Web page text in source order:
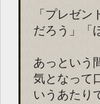
「プレゼ
だろう」「
あっという
気となって
いうあたり